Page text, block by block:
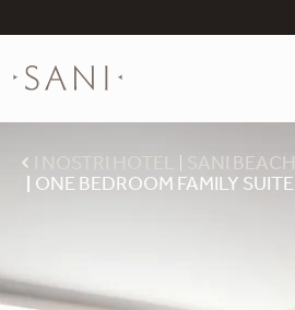
SANI BEACH
ONE BEDROOM FAMILY SUITE